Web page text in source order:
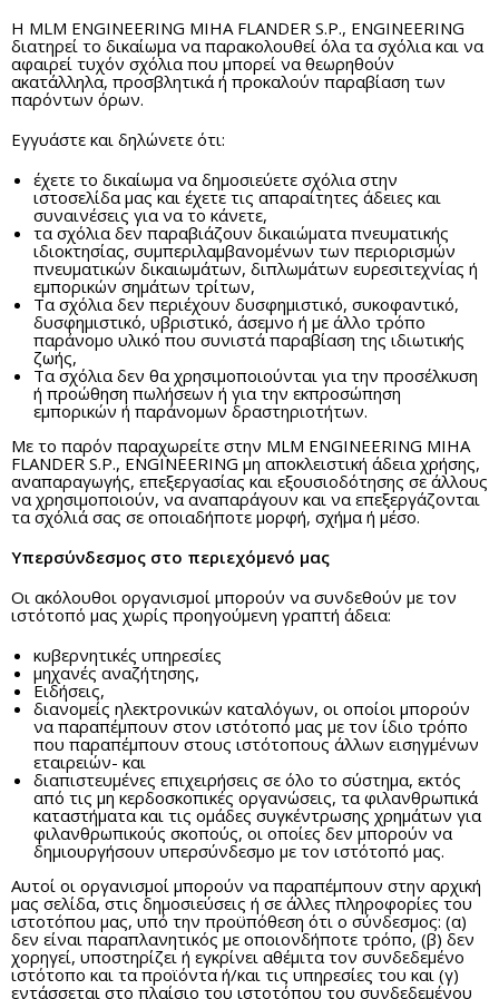
Η MLM ENGINEERING MIHA FLANDER S.P., ENGINEERING
διατηρεί το δικαίωμα να παρακολουθεί όλα τα σχόλια και να
αφαιρεί τυχόν σχόλια που μπορεί να θεωρηθούν
ακατάλληλα, προσβλητικά ή προκαλούν παραβίαση των
παρόντων όρων.
Εγγυάστε και δηλώνετε ότι:
έχετε το δικαίωμα να δημοσιεύετε σχόλια στην
ιστοσελίδα μας και έχετε τις απαραίτητες άδειες και
συναινέσεις για να το κάνετε,
τα σχόλια δεν παραβιάζουν δικαιώματα πνευματικής
ιδιοκτησίας, συμπεριλαμβανομένων των περιορισμών
πνευματικών δικαιωμάτων, διπλωμάτων ευρεσιτεχνίας ή
εμπορικών σημάτων τρίτων,
Τα σχόλια δεν περιέχουν δυσφημιστικό, συκοφαντικό,
δυσφημιστικό, υβριστικό, άσεμνο ή με άλλο τρόπο
παράνομο υλικό που συνιστά παραβίαση της ιδιωτικής
ζωής,
Τα σχόλια δεν θα χρησιμοποιούνται για την προσέλκυση
ή προώθηση πωλήσεων ή για την εκπροσώπηση
εμπορικών ή παράνομων δραστηριοτήτων.
Με το παρόν παραχωρείτε στην MLM ENGINEERING MIHA
FLANDER S.P., ENGINEERING μη αποκλειστική άδεια χρήσης,
αναπαραγωγής, επεξεργασίας και εξουσιοδότησης σε άλλους
να χρησιμοποιούν, να αναπαράγουν και να επεξεργάζονται
τα σχόλιά σας σε οποιαδήποτε μορφή, σχήμα ή μέσο.
Υπερσύνδεσμος στο περιεχόμενό μας
Οι ακόλουθοι οργανισμοί μπορούν να συνδεθούν με τον
ιστότοπό μας χωρίς προηγούμενη γραπτή άδεια:
κυβερνητικές υπηρεσίες
μηχανές αναζήτησης,
Ειδήσεις,
διανομείς ηλεκτρονικών καταλόγων, οι οποίοι μπορούν
να παραπέμπουν στον ιστότοπό μας με τον ίδιο τρόπο
που παραπέμπουν στους ιστότοπους άλλων εισηγμένων
εταιρειών- και
διαπιστευμένες επιχειρήσεις σε όλο το σύστημα, εκτός
από τις μη κερδοσκοπικές οργανώσεις, τα φιλανθρωπικά
καταστήματα και τις ομάδες συγκέντρωσης χρημάτων για
φιλανθρωπικούς σκοπούς, οι οποίες δεν μπορούν να
δημιουργήσουν υπερσύνδεσμο με τον ιστότοπό μας.
Αυτοί οι οργανισμοί μπορούν να παραπέμπουν στην αρχική
μας σελίδα, στις δημοσιεύσεις ή σε άλλες πληροφορίες του
ιστοτόπου μας, υπό την προϋπόθεση ότι ο σύνδεσμος: (α)
δεν είναι παραπλανητικός με οποιονδήποτε τρόπο, (β) δεν
χορηγεί, υποστηρίζει ή εγκρίνει αθέμιτα τον συνδεδεμένο
ιστότοπο και τα προϊόντα ή/και τις υπηρεσίες του και (γ)
εντάσσεται στο πλαίσιο του ιστοτόπου του συνδεδεμένου